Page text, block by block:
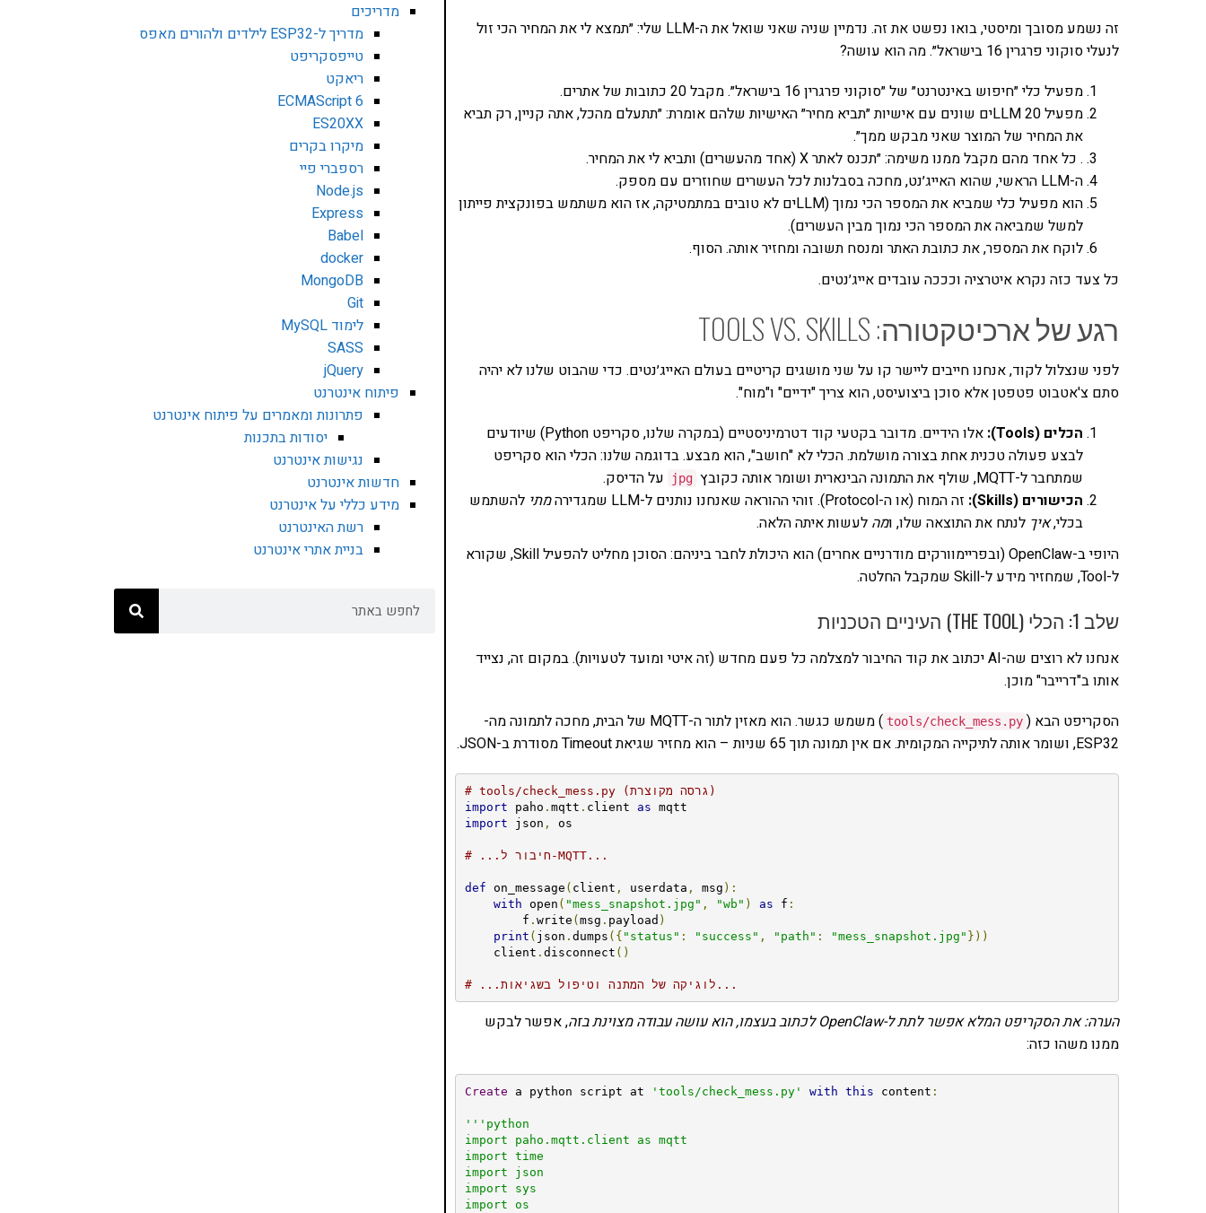
זה נשמע מסובך ומיסטי, בואו נפשט את זה. נדמיין שניה שאני שואל את ה-LLM שלי: ״תמצא לי את המחיר הכי זול
לנעלי סוקוני פרגרין 16 בישראל״. מה הוא עושה?
מפעיל כלי ״חיפוש באינטרנט״ של ״סוקוני פרגרין 16 בישראל״. מקבל 20 כתובות של אתרים.
מפעיל 20 LLMים שונים עם אישיות ״תביא מחיר״ האישיות שלהם אומרת: ״תתעלם מהכל, אתה קניין, רק תביא
את המחיר של המוצר שאני מבקש ממך״.
. כל אחד מהם מקבל ממנו משימה: ״תכנס לאתר X (אחד מהעשרים) ותביא לי את המחיר.
ה-LLM הראשי, שהוא האייג׳נט, מחכה בסבלנות לכל העשרים שחוזרים עם מספק.
הוא מפעיל כלי שמביא את המספר הכי נמוך (LLMים לא טובים במתמטיקה, אז הוא משתמש בפונקצית פייתון
למשל שמביאה את המספר הכי נמוך מבין העשרים).
לוקח את המספר, את כתובת האתר ומנסח תשובה ומחזיר אותה. הסוף.
כל צעד כזה נקרא איטרציה וכככה עובדים אייג׳נטים.
רגע של ארכיטקטורה: TOOLS VS. SKILLS
לפני שנצלול לקוד, אנחנו חייבים ליישר קו על שני מושגים קריטיים בעולם האייג׳נטים. כדי שהבוט שלנו לא יהיה
סתם צ'אטבוט פטפטן אלא סוכן ביצועיסט, הוא צריך "ידיים" ו"מוח".
הכלים (Tools):
אלו הידיים. מדובר בקטעי קוד דטרמיניסטיים (במקרה שלנו, סקריפט Python) שיודעים
לבצע פעולה טכנית אחת בצורה מושלמת. הכלי לא "חושב", הוא מבצע. בדוגמה שלנו: הכלי הוא סקריפט
שמתחבר ל-MQTT, שולף את התמונה הבינארית ושומר אותה כקובץ
jpg
על הדיסק.
הכישורים (Skills):
זה המוח (או ה-Protocol). זוהי ההוראה שאנחנו נותנים ל-LLM שמגדירה מתי להשתמש
בכלי,איך לנתח את התוצאה שלו, ומה לעשות איתה הלאה.
היופי ב-OpenClaw (ובפריימוורקים מודרניים אחרים) הוא היכולת לחבר ביניהם: הסוכן מחליט להפעיל Skill, שקורא
ל-Tool, שמחזיר מידע ל-Skill שמקבל החלטה.
שלב 1: הכלי (THE TOOL) העיניים הטכניות
אנחנו לא רוצים שה-AI יכתוב את קוד החיבור למצלמה כל פעם מחדש (זה איטי ומועד לטעויות). במקום זה, נצייד
אותו ב"דרייבר" מוכן.
הסקריפט הבא (
tools/check_mess . py
) משמש כגשר. הוא מאזין לתור ה-MQTT של הבית, מחכה לתמונה מה-
ESP32, ושומר אותה לתיקייה המקומית. אם אין תמונה תוך 65 שניות – הוא מחזיר שגיאת Timeout מסודרת ב-JSON.
# tools/check_mess.py (גרסה מקוצרת)
import paho . mqtt . client as
import json , os
# ...חיבור ל-MQTT...
def on_message ( client , userdata , msg ):
with open ( "mess_snapshot.jpg" , "wb" ) as f :
        f
. write (msg . payload )
print ( json . dumps ({ "status" : "success" , "path" : "mess_snapshot.jpg" }))
    client
. disconnect ()
# ...לוגיקה של המתנה וטיפול בשגיאות...
הערה: את הסקריפט המלא אפשר לתת ל-OpenClaw לכתוב בעצמו, הוא עושה עבודה מצוינת בזה
, אפשר לבקש
ממנו משהו כזה:
Create a python script at 'tools/check_mess.py' with this content :
'''python
import paho.mqtt.client as mqtt
import time
import json
import sys
import os
מדריכים
מדריך ל-ESP32 לילדים ולהורים מאפס
טייפסקריפט
ריאקט
ECMAScript 6
ES20XX
מיקרו בקרים
רספברי פיי
Node.js
Express
Babel
docker
MongoDB
Git
לימוד MySQL
SASS
jQuery
פיתוח אינטרנט
פתרונות ומאמרים על פיתוח אינטרנט
יסודות בתכנות
נגישות אינטרנט
חדשות אינטרנט
מידע כללי על אינטרנט
רשת האינטרנט
בניית אתרי אינטרנט